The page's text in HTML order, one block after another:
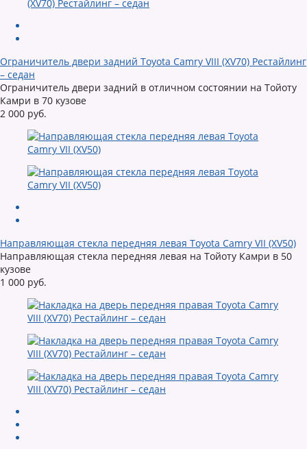
Ограничитель двери задний Toyota Camry VIII (XV70) Рестайлинг
– седан
Ограничитель двери задний в отличном состоянии на Тойоту
Камри в 70 кузове
2 000 руб.
Направляющая стекла передняя левая Toyota Camry VII (XV50)
Направляющая стекла передняя левая на Тойоту Камри в 50
кузове
1 000 руб.